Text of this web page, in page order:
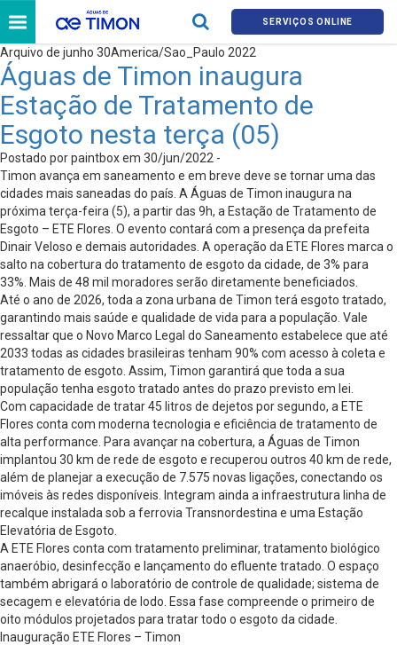
SERVIÇOS ONLINE
Arquivo de junho 30America/Sao_Paulo 2022
Águas de Timon inaugura
Estação de Tratamento de
Esgoto nesta terça (05)
Postado por paintbox em 30/jun/2022 -
Timon avança em saneamento e em breve deve se tornar uma das
cidades mais saneadas do país. A Águas de Timon inaugura na
próxima terça-feira (5), a partir das 9h, a Estação de Tratamento de
Esgoto – ETE Flores. O evento contará com a presença da prefeita
Dinair Veloso e demais autoridades. A operação da ETE Flores marca o
salto na cobertura do tratamento de esgoto da cidade, de 3% para
33%. Mais de 48 mil moradores serão diretamente beneficiados.
Até o ano de 2026, toda a zona urbana de Timon terá esgoto tratado,
garantindo mais saúde e qualidade de vida para a população. Vale
ressaltar que o Novo Marco Legal do Saneamento estabelece que até
2033 todas as cidades brasileiras tenham 90% com acesso à coleta e
tratamento de esgoto. Assim, Timon garantirá que toda a sua
população tenha esgoto tratado antes do prazo previsto em lei.
Com capacidade de tratar 45 litros de dejetos por segundo, a ETE
Flores conta com moderna tecnologia e eficiência de tratamento de
alta performance. Para avançar na cobertura, a Águas de Timon
implantou 30 km de rede de esgoto e recuperou outros 40 km de rede,
além de planejar a execução de 7.575 novas ligações, conectando os
imóveis às redes disponíveis. Integram ainda a infraestrutura linha de
recalque instalada sob a ferrovia Transnordestina e uma Estação
Elevatória de Esgoto.
A ETE Flores conta com tratamento preliminar, tratamento biológico
anaeróbio, desinfecção e lançamento do efluente tratado. O espaço
também abrigará o laboratório de controle de qualidade; sistema de
secagem e elevatória de lodo. Essa fase compreende o primeiro de
oito módulos projetados para tratar todo o esgoto da cidade.
Inauguração ETE Flores – Timon